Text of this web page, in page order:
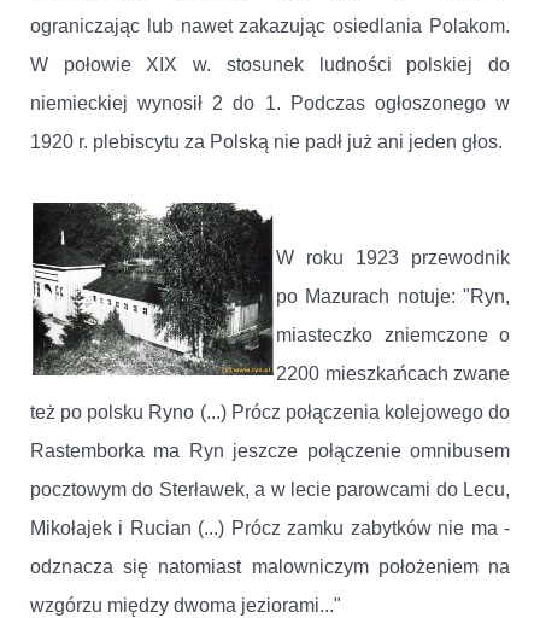
ograniczając lub nawet zakazując osiedlania Polakom.
W połowie XIX w. stosunek ludności polskiej do
niemieckiej wynosił 2 do 1. Podczas ogłoszonego w
1920 r. plebiscytu za Polską nie padł już ani jeden głos.
W roku 1923 przewodnik
po Mazurach notuje: "Ryn,
miasteczko zniemczone o
2200 mieszkańcach zwane
też po polsku Ryno (...) Prócz połączenia kolejowego do
Rastemborka ma Ryn jeszcze połączenie omnibusem
pocztowym do Sterławek, a w lecie parowcami do Lecu,
Mikołajek i Rucian (...) Prócz zamku zabytków nie ma -
odznacza się natomiast malowniczym położeniem na
wzgórzu między dwoma jeziorami..."